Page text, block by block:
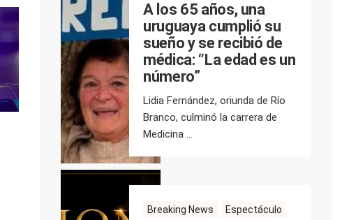
A los 65 años, una
uruguaya cumplió su
sueño y se recibió de
médica: “La edad es un
número”
Lidia Fernández, oriunda de Río
Branco, culminó la carrera de
Medicina ...
Breaking News Espectáculo